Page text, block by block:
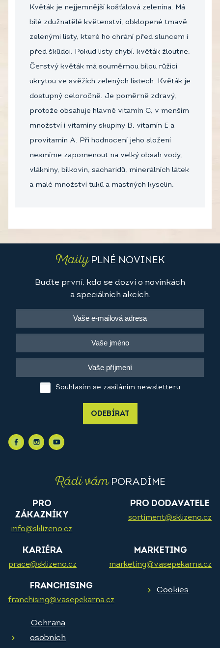
Květák je nejjemnější košťálová zelenina. Má
bílé zdužnatělé květenství, obklopené tmavě
zelenými listy, které ho chrání před sluncem i
před škůdci. Pokud listy chybí, květák žloutne.
Čerstvý květák má souměrnou bílou růžici
ukrytou ve svěžích zelených listech. Květák je
dostupný celoročně. Je poměrně zdravý,
protože obsahuje hlavně vitamín C, v menším
množství i vitamíny skupiny B, vitamín E a
provitamín A. Při hodnocení jeho složení
nesmíme zapomenout na velký obsah vody,
vlákniny, bílkovin, sacharidů, minerálních látek
a malé množství tuků a mastných kyselin.
MailyPLNÉ NOVINEK
Buďte první, kdo se dozví o novinkách
a speciálních akcích.
Souhlasím se zasíláním newsletteru
ODEBÍRAT
Rádi vámPORADÍME
PRO
ZÁKAZNÍKY
info@sklizeno.cz
PRO DODAVATELE
sortiment@sklizeno.cz
KARIÉRA
prace@sklizeno.cz
MARKETING
marketing@vasepekarna.cz
FRANCHISING
franchising@vasepekarna.cz
Cookies
Ochrana
osobních